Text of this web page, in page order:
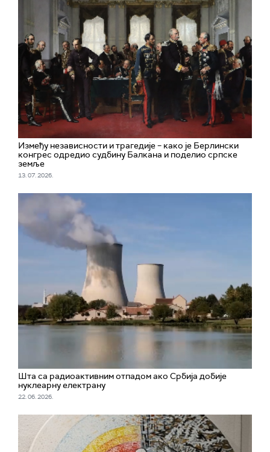
Између независности и трагедије – како је Берлински
конгрес одредио судбину Балкана и поделио српске
земље
13. 07. 2026.
Шта са радиоактивним отпадом ако Србија добије
нуклеарну електрану
22. 06. 2026.